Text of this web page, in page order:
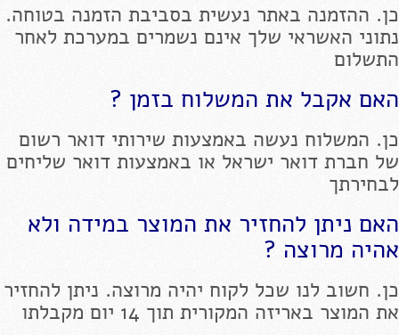
כן. ההזמנה באתר נעשית בסביבת הזמנה בטוחה.
נתוני האשראי שלך אינם נשמרים במערכת לאחר
התשלום
האם אקבל את המשלוח בזמן ?
כן. המשלוח נעשה באמצעות שירותי דואר רשום
של חברת דואר ישראל או באמצעות דואר שליחים
לבחירתך
האם ניתן להחזיר את המוצר במידה ולא
אהיה מרוצה ?
כן. חשוב לנו שכל לקוח יהיה מרוצה. ניתן להחזיר
את המוצר באריזה המקורית תוך 14 יום מקבלתו